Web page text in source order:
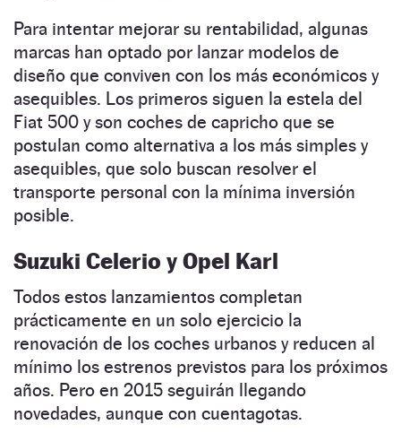
Para intentar mejorar su rentabilidad, algunas
marcas han optado por lanzar modelos de
diseño que conviven con los más económicos y
asequibles. Los primeros siguen la estela del
Fiat 500 y son coches de capricho que se
postulan como alternativa a los más simples y
asequibles, que solo buscan resolver el
transporte personal con la mínima inversión
posible.
Suzuki Celerio y Opel Karl
Todos estos lanzamientos completan
prácticamente en un solo ejercicio la
renovación de los coches urbanos y reducen al
mínimo los estrenos previstos para los próximos
años. Pero en 2015 seguirán llegando
novedades, aunque con cuentagotas.